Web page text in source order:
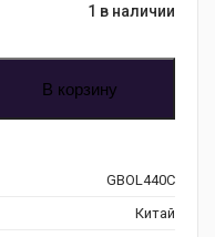
1 в наличии
В корзину
GBOL440C
Китай